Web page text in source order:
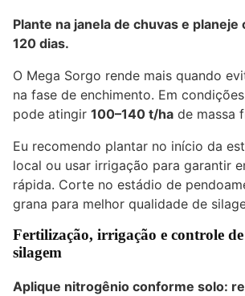
Plante na janela de chuvas e
120 dias.
O Mega Sorgo rende mais quando
na fase de enchimento. Em
pode atingir 100–140 t/ha de massa
Eu recomendo plantar no início da
local ou usar irrigação para garantir
rápida. Corte no estádio de
grana para melhor qualidade de
Fertilização, irrigação e controle
silagem
Aplique nitrogênio conforme solo: